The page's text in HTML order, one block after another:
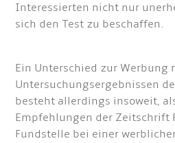
Interessierten nicht nur
sich den Test zu beschaffen.
Ein Unterschied zur Werbung
Untersuchungsergebnissen
besteht allerdings insoweit,
Empfehlungen der Zeitschrift
Fundstelle bei einer